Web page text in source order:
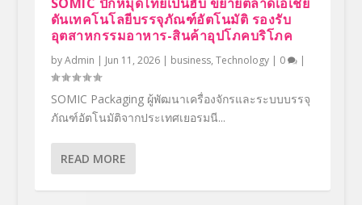
ดันเทคโนโลยีบรรจุภัณฑ์อัตโนมัติ รองรับ
อุตสาหกรรมอาหาร-สินค้าอุปโภคบริโภค
byAdmin | Jun 11, 2026| business, Technology| 0 |
SOMIC Packaging ผู้พัฒนาเครื่องจักรและระบบบรรจุ
ภัณฑ์อัตโนมัติจากประเทศเยอรมนี...
READ MORE